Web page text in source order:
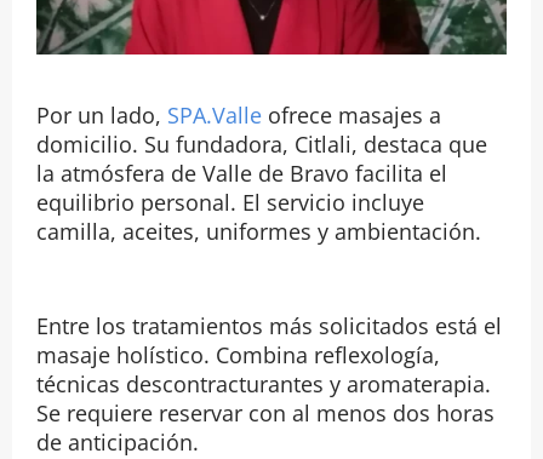
Por un lado, SPA.Valleofrece masajes a
domicilio. Su fundadora, Citlali, destaca que
la atmósfera de Valle de Bravo facilita el
equilibrio personal. El servicio incluye
camilla, aceites, uniformes y ambientación.
Entre los tratamientos más solicitados está el
masaje holístico. Combina reflexología,
técnicas descontracturantes y aromaterapia.
Se requiere reservar con al menos dos horas
de anticipación.